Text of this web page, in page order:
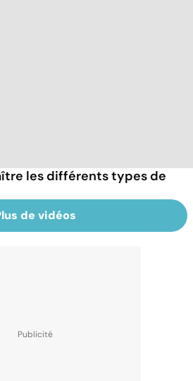
les différents types de
de vidéos